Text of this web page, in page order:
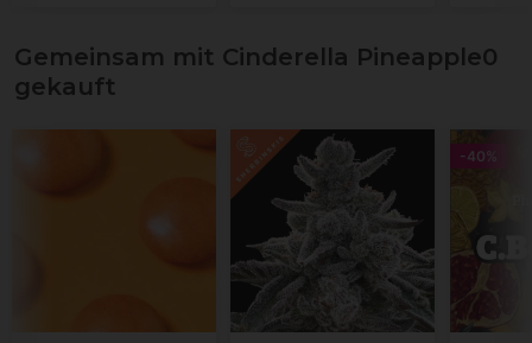
Gemeinsam mit Cinderella Pineapple0
gekauft
-40%